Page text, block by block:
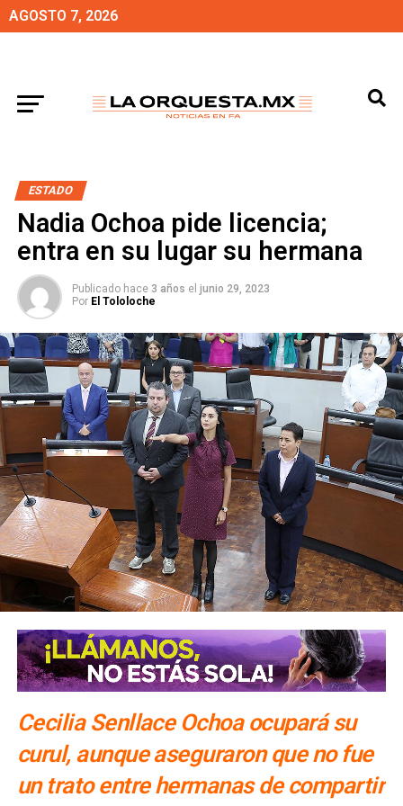
AGOSTO 7, 2026
ESTADO
Nadia Ochoa pide licencia;
entra en su lugar su hermana
Publicado hace 3 años el junio 29, 2023
Por El Tololoche
Cecilia Senllace Ochoa ocupará su
curul, aunque aseguraron que no fue
un trato entre hermanas de compartir